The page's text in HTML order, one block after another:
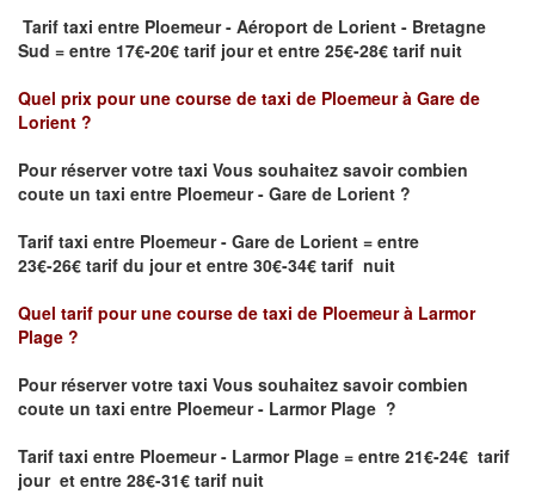
Tarif taxi entre Ploemeur - Aéroport de Lorient - Bretagne
Sud = entre 17€-20€ tarif jour et entre 25€-28€ tarif nuit
Quel prix pour une course de taxi de Ploemeur à Gare de
Lorient ?
Pour réserver votre taxi Vous souhaitez savoircombien
coute un taxi entre Ploemeur - Gare de Lorient ?
Tarif taxi entre Ploemeur - Gare de Lorient = entre
23€-26€ tarif du jour et entre 30€-34€ tarif nuit
Quel tarif pour une course de taxi de Ploemeur à Larmor
Plage ?
Pour réserver votre taxi Vous souhaitez savoircombien
coute un taxi entre Ploemeur - Larmor Plage ?
Tarif taxi entre Ploemeur - Larmor Plage = entre 21€-24€ tarif
jour et entre 28€-31€ tarif nuit